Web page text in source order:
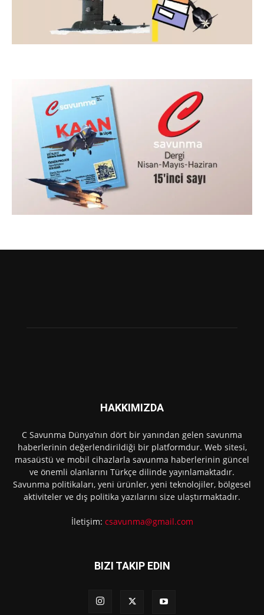
HAKKIMIZDA
C Savunma Dünya’nın dört bir yanından gelen savunma
haberlerinin değerlendirildiği bir platformdur. Web sitesi,
masaüstü ve mobil cihazlarla savunma haberlerinin güncel
ve önemli olanlarını Türkçe dilinde yayınlamaktadır.
Savunma politikaları, yeni ürünler, yeni teknolojiler, bölgesel
aktiviteler ve dış politika yazılarını size ulaştırmaktadır.
İletişim: csavunma@gmail.com
BIZI TAKIP EDIN